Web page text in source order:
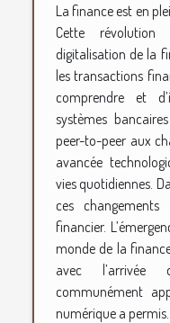
La finance est en
Cette révolution
digitalisation de la
les transactions
comprendre et
systèmes
peer-to-peer aux
avancée
vies quotidiennes.
ces
financier.
monde de la
avec l’arrivée
communément
numérique a permis...